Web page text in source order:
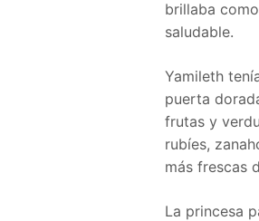
brillaba
saludable.
Yamileth
puerta
frutas y
rubíes,
más frescas
La princesa